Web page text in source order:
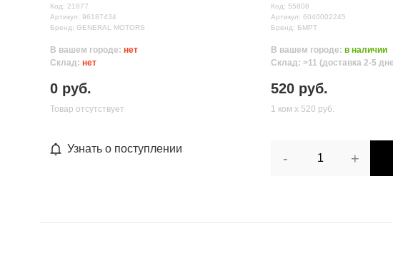
Все поля формы обязательны
Отправляя форму вы соглашаетесь на
обработку персональных данных
Код: 21877
Артикул: 96187434
Бренд: GENERAL MOTORS
В вашем городе: нет
Склад: нет
0 руб.
Товар отсутствует
Узнать о поступлении
Код: 55808
Артикул: 6040002245
Бренд: БМРТ
В вашем городе: в наличии
Склад: >11 (доставка 2-5
520 руб.
1 ком х 520 руб.
- +